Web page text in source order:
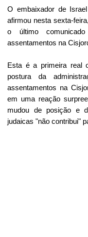
O embaixador de
afirmou nesta sexta-
o último
assentamentos na
Esta é a primeira real
postura da
assentamentos na
em uma reação
mudou de posição e
judaicas "não contribui"